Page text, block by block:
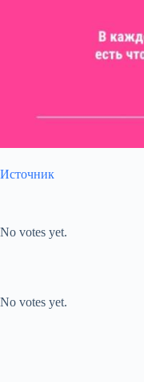
Источник
No votes yet.
No votes yet.